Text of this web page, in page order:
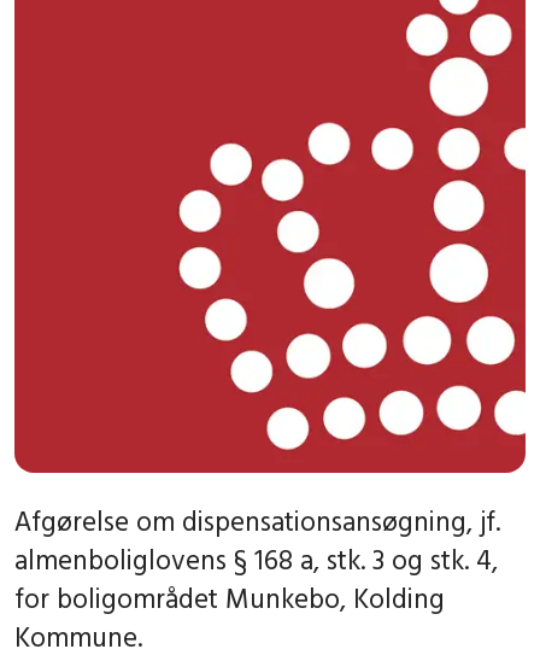
Afgørelse om dispensationsansøgning, jf.
almenboliglovens § 168 a, stk. 3 og stk. 4,
for boligområdet Munkebo, Kolding
Kommune.